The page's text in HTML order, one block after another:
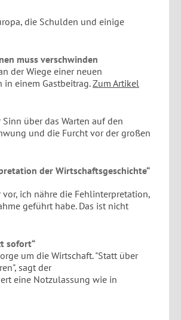
die Schulden und einige
muss verschwinden
der Wiege einer neuen
in einem Gastbeitrag. Zum Artikel
über das Warten auf den
und die Furcht vor der großen
der Wirtschaftsgeschichte“
ich nähre die Fehlinterpretation,
geführt habe. Das ist nicht
sofort“
um die Wirtschaft. "Statt über
sagt der
eine Notzulassung wie in